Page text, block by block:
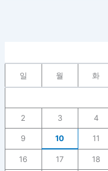
일 월 화
2 3 4
9 10 11
16 17 18